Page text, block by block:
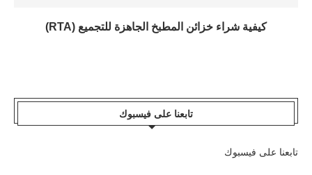
كيفية شراء خزائن المطبخ الجاهزة للتجميع (RTA)
تابعنا على فيسبوك
تابعنا على فيسبوك